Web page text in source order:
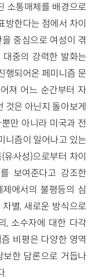
소통매체를 배경으로
방한다는 점에서 차이
중심으로 여성이 겪
중의 강력한 발화는
행되어온 페미니즘 문
져 어느 순간부터 자
것은 아닌지 돌아보게
만 아니라 미국과 전
니즘이 일어나고 있는
(유사성)으로부터 차이
보여준다고 강조한
에서의 불평등의 심
별, 새로운 방식으로
, 소수자에 대한 다각
비평은 다양한 영역
한 담론으로 거듭나
.